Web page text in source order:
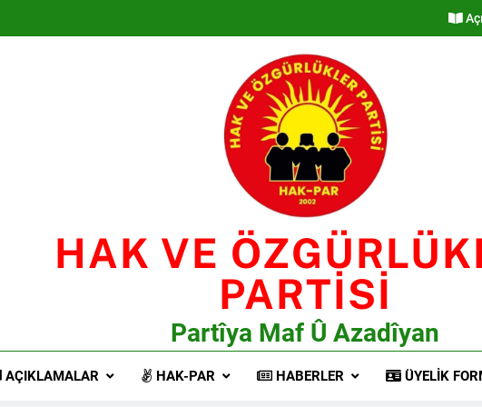
HAK VE
PARTİSİ
Partîya Maf Û Azadîyan
AÇIKLAMALAR HAK-PAR HABERLER ÜYELIK